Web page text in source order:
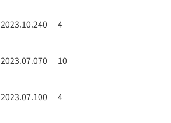
2023.10.240 4
2023.07.070 10
2023.07.100 4